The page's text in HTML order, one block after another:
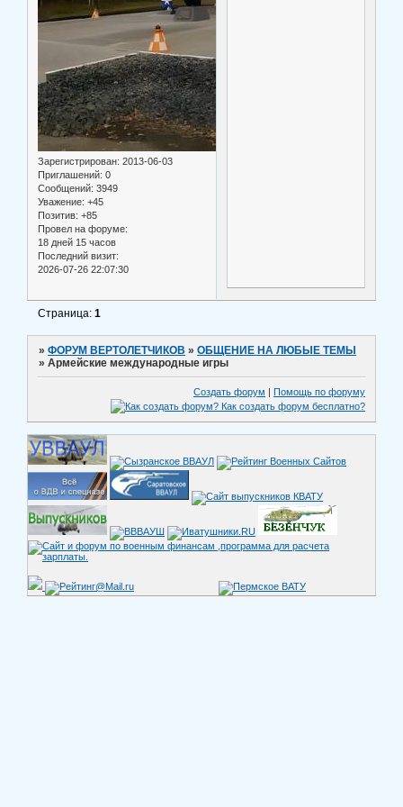
Зарегистрирован: 2013-06-03
Приглашений: 0
Сообщений: 3949
Уважение: +45
Позитив: +85
Провел на форуме:
18 дней 15 часов
Последний визит:
2026-07-26 22:07:30
Страница:1
»ФОРУМ ВЕРТОЛЕТЧИКОВ »ОБЩЕНИЕ НА ЛЮБЫЕ ТЕМЫ
»Армейские международные игры
Создать форум | Помощь по форуму